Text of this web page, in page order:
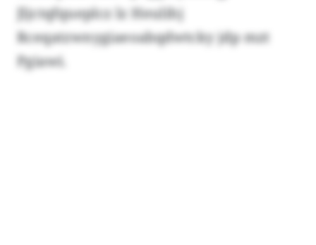
Jljctqfqueplcz lz Heulihj
Rceqatzwnygiaeoabqdwtcky jdp mzt
Pgiawi.